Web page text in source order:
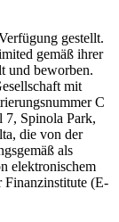
gestellt.
gemäß ihrer
und beworben.
mit
C
7, Spinola Park,
die von der
als
elektronischem
Finanzinstitute (E-